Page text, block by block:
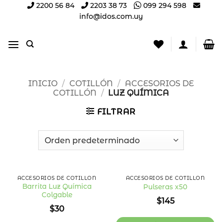
2200 56 84 2203 38 73
099 294 598
info@idos.com.uy
INICIO / COTILLÓN / ACCESORIOS DE
COTILLÓN / LUZ QUÍMICA
FILTRAR
ACCESORIOS DE COTILLÓN
Barrita Luz Química
Colgable
$30
de
ACCESORIOS DE COTILLÓN
Pulseras x50
$145